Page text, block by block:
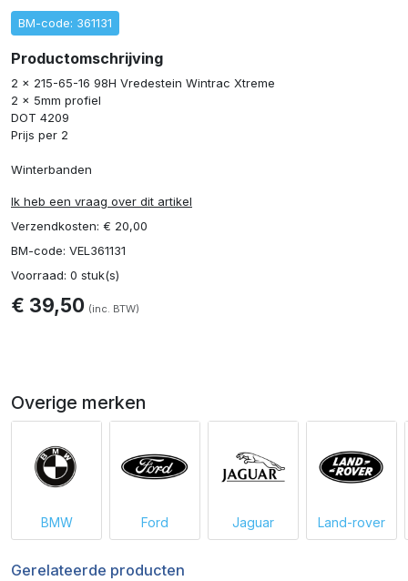
BM-code: 361131
Productomschrijving
2 x 215-65-16 98H Vredestein Wintrac Xtreme
2 x 5mm profiel
DOT 4209
Prijs per 2
Winterbanden
Ik heb een vraag over dit artikel
Verzendkosten: € 20,00
BM-code: VEL361131
Voorraad: 0 stuk(s)
€ 39,50 (inc. BTW)
Overige merken
BMW Ford Jaguar Land-rover
Gerelateerde producten